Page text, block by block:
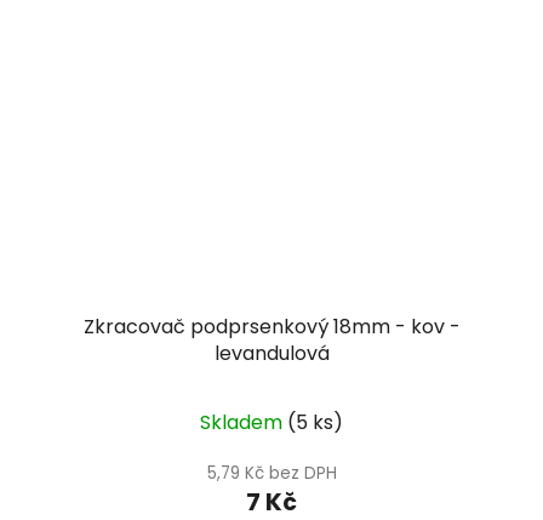
Zkracovač podprsenkový 18mm - kov -
levandulová
Skladem (5 ks)
5,79 Kč bez DPH
7 Kč